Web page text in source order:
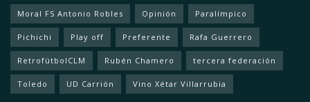
Moral FS Antonio Robles Opinión Paralímpico
Pichichi Play off Preferente Rafa Guerrero
RetrofútbolCLM Rubén Chamero tercera federación
Toledo UD Carrión Vino Xétar Villarrubia